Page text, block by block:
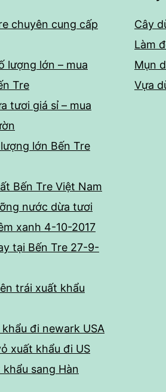
chuyên cung cấp
lượng lớn – mua
Tre
tươi giá sỉ – mua
lớn Bến Tre
Bến Tre Việt Nam
nước dừa tươi
xanh 4-10-2017
tại Bến Tre 27-9-
trái xuất khẩu
đi newark USA
xuất khẩu đi US
sang Hàn
Cây
Làm
Mụn
Vựa